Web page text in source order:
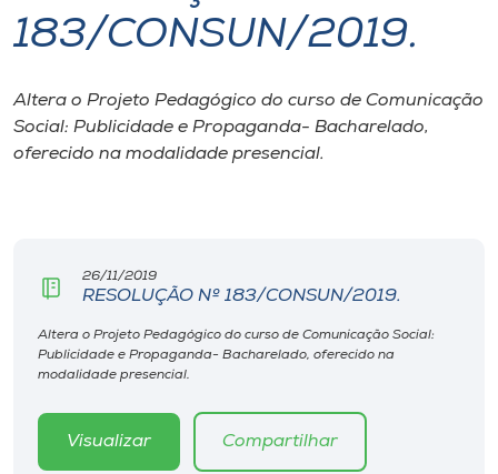
I.nova
Diplomados
Editora
Rádio
183/CONSUN/2019.
Altera o Projeto Pedagógico do curso de Comunicação
Social: Publicidade e Propaganda- Bacharelado,
oferecido na modalidade presencial.
26/11/2019
RESOLUÇÃO Nº 183/CONSUN/2019.
Altera o Projeto Pedagógico do curso de Comunicação Social:
Publicidade e Propaganda- Bacharelado, oferecido na
modalidade presencial.
Visualizar Compartilhar